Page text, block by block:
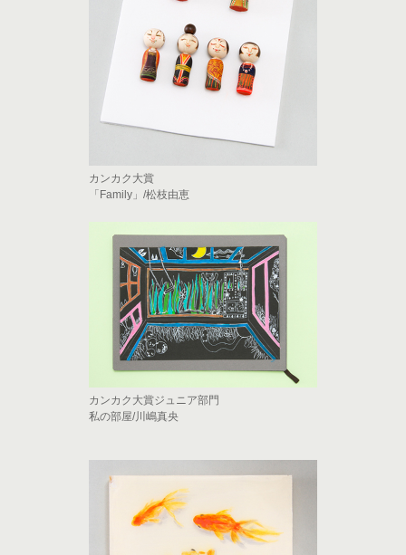
カンカク大賞
「Family」/松枝由恵
カンカク大賞ジュニア部門
私の部屋/川嶋真央